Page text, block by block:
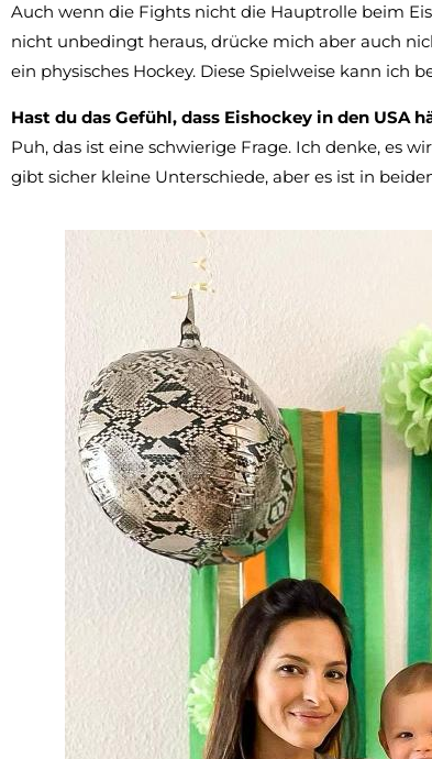
Auch wenn die Fights nicht die Hauptrolle beim
nicht unbedingt heraus, drücke mich aber auch
ein physisches Hockey. Diese Spielweise kann
Hast du das Gefühl, dass Eishockey in den USA
Puh, das ist eine schwierige Frage. Ich denke, es
gibt sicher kleine Unterschiede, aber es ist in